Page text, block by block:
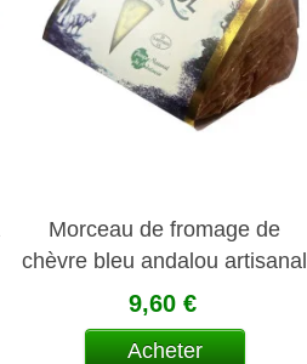
Morceau de fromage de
chèvre bleu andalou artisanal
9,60 €
Acheter